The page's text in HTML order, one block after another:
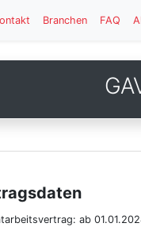
Branchen FAQ
ab